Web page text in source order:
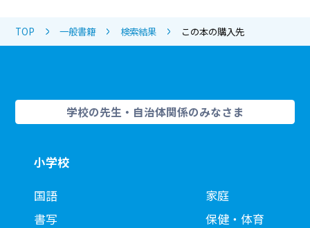
TOP 一般書籍 検索結果 この本の購入先
学校の先生・自治体関係のみなさま
小学校
国語
書写
家庭
保健・体育